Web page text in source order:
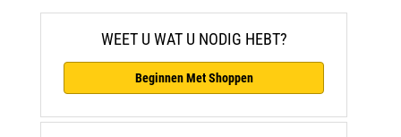
WEET U WAT U NODIG HEBT?
Beginnen Met Shoppen